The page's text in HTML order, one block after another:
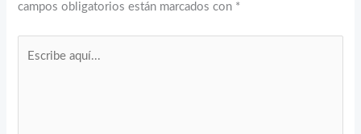
campos obligatorios están marcados con *